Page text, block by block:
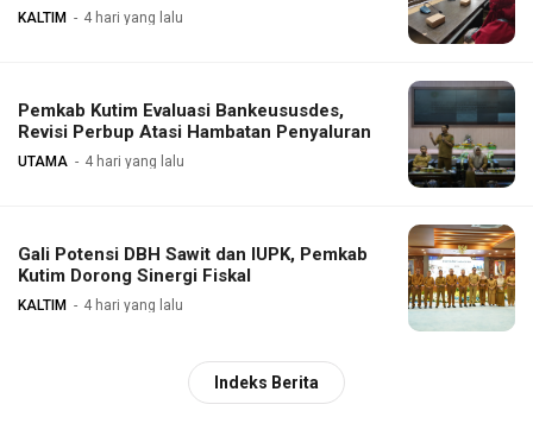
KALTIM 4 hari yang lalu
Pemkab Kutim Evaluasi Bankeususdes,
Revisi Perbup Atasi Hambatan Penyaluran
UTAMA 4 hari yang lalu
Gali Potensi DBH Sawit dan IUPK, Pemkab
Kutim Dorong Sinergi Fiskal
KALTIM 4 hari yang lalu
Indeks Berita